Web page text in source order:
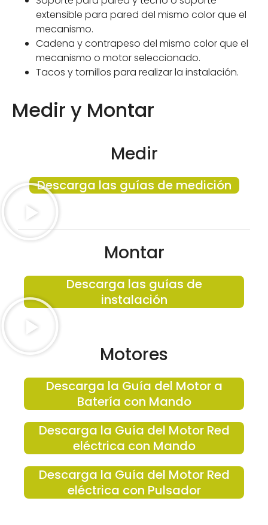
extensible para pared del mismo color que el
mecanismo.
Cadena y contrapeso del mismo color que el
mecanismo o motor seleccionado.
Tacos y tornillos para realizar la instalación.
Medir y Montar
Medir
Descarga las guías de medición
Montar
Descarga las guías de
instalación
Motores
Descarga la Guía del Motor a
Batería con Mando
Descarga la Guía del Motor Red
eléctrica con Mando
Descarga la Guía del Motor Red
eléctrica con Pulsador